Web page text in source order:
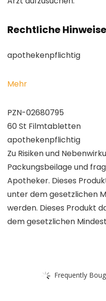
Rechtliche Hinweise
apothekenpflichtig
Mehr
PZN-02680795
60 St Filmtabletten
apothekenpflichtig
Zu Risiken und
Packungsbeilage und
Apotheker. Dieses
unter dem gesetzlichen
werden. Dieses Produkt
dem gesetzlichen
Frequently